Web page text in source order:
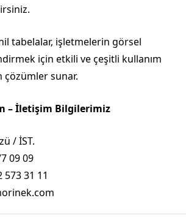
tabelalar, işletmelerin görsel
için etkili ve çeşitli kullanım
çözümler sunar.
– İletişim Bilgilerimiz
/ İST.
09 09
573 31 11